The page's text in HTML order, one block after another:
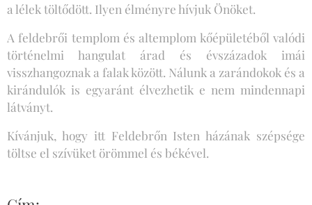
a lélek töltődött. Ilyen élményre hívjuk Önöket.
A feldebrői templom és altemplom kőépületéből valódi
történelmi hangulat árad és évszázadok imái
visszhangoznak a falak között. Nálunk a zarándokok és a
kirándulók is egyaránt élvezhetik e nem mindennapi
látványt.
Kívánjuk, hogy itt Feldebrőn Isten házának szépsége
töltse el szívüket örömmel és békével.